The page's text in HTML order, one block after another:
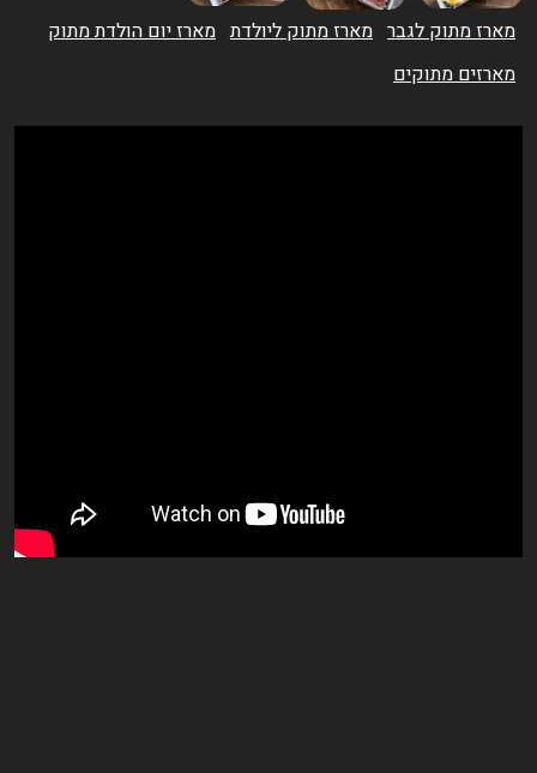
מארז מתוק לגבר מארז מתוק ליולדת מארז יום הולדת מתוק
מארזים מתוקים